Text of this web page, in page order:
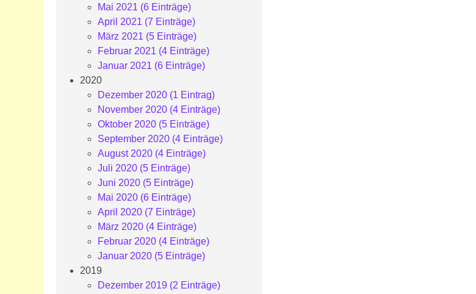
Mai 2021 (6 Einträge)
April 2021 (7 Einträge)
März 2021 (5 Einträge)
Februar 2021 (4 Einträge)
Januar 2021 (6 Einträge)
2020
Dezember 2020 (1 Eintrag)
November 2020 (4 Einträge)
Oktober 2020 (5 Einträge)
September 2020 (4 Einträge)
August 2020 (4 Einträge)
Juli 2020 (5 Einträge)
Juni 2020 (5 Einträge)
Mai 2020 (6 Einträge)
April 2020 (7 Einträge)
März 2020 (4 Einträge)
Februar 2020 (4 Einträge)
Januar 2020 (5 Einträge)
2019
Dezember 2019 (2 Einträge)